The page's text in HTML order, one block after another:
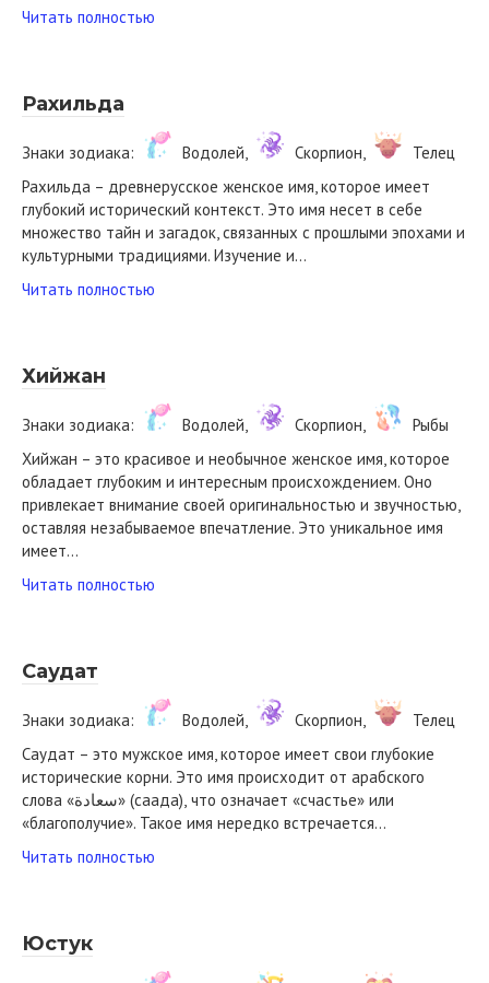
Читать полностью
Рахильда
Знаки зодиака: Водолей, Скорпион,
Телец
Рахильда – древнерусское женское имя, которое имеет
глубокий исторический контекст. Это имя несет в себе
множество тайн и загадок, связанных с прошлыми эпохами и
культурными традициями. Изучение и…
Читать полностью
Хийжан
Знаки зодиака: Водолей, Скорпион,
Рыбы
Хийжан – это красивое и необычное женское имя, которое
обладает глубоким и интересным происхождением. Оно
привлекает внимание своей оригинальностью и звучностью,
оставляя незабываемое впечатление. Это уникальное имя
имеет…
Читать полностью
Саудат
Знаки зодиака: Водолей, Скорпион,
Телец
Саудат – это мужское имя, которое имеет свои глубокие
исторические корни. Это имя происходит от арабского
слова «سعادة» (саада), что означает «счастье» или
«благополучие». Такое имя нередко встречается…
Читать полностью
Юстук